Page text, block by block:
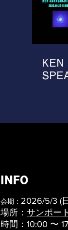
KEN
​INFO
会期： 2026/5/3 (
場所： サンポー
時間：10:00 〜